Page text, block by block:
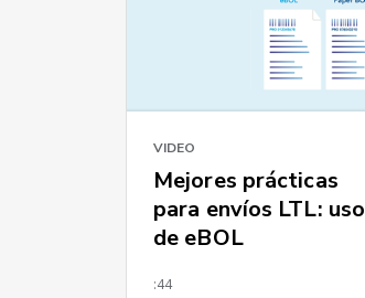
VIDEO
Mejores prácticas
para envíos LTL: uso
de eBOL
:44